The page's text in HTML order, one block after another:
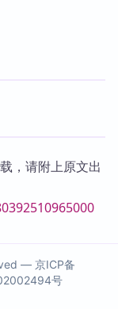
，请附上原文出
— 京ICP备
号